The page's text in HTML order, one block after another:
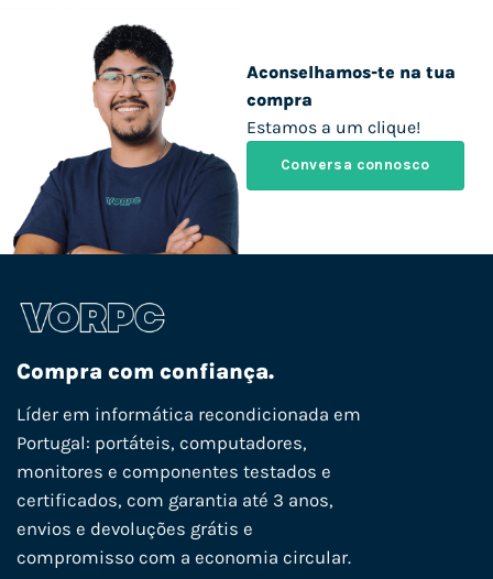
Aconselhamos-te na tua
compra
Estamos a um clique!
Conversa connosco
Compra com confiança.
Líder em informática recondicionada em
Portugal: portáteis, computadores,
monitores e componentes testados e
certificados, com garantia até 3 anos,
envios e devoluções grátis e
compromisso com a economia circular.